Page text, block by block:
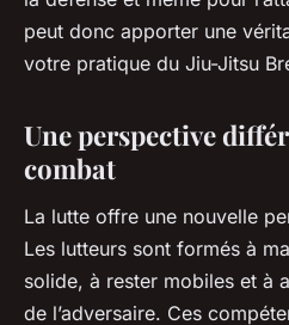
peut donc apporter une
votre pratique du Jiu-Jitsu
Une perspective
combat
La lutte offre une nouvelle
Les lutteurs sont formés à
solide, à rester mobiles et à
de l’adversaire. Ces